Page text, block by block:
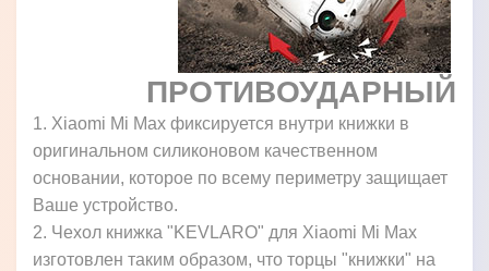
ПРОТИВОУДАРНЫЙ
1. Xiaomi Mi Max фиксируется внутри книжки в
оригинальном силиконовом качественном
основании, которое по всему периметру защищает
Ваше устройство.
2. Чехол книжка "KEVLARO" для Xiaomi Mi Max
изготовлен таким образом, что торцы "книжки" на